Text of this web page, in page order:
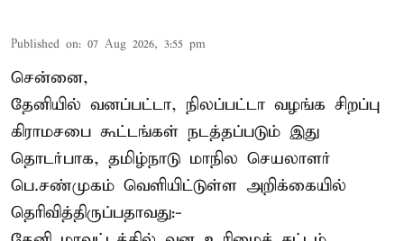
Published on: 07 Aug 2026, 3:55 pm
சென்னை,
தேனியில் வனப்பட்டா, நிலப்பட்டா வழங்க சிறப்பு
கிராமசபை கூட்டங்கள் நடத்தப்படும் இது
தொடர்பாக, தமிழ்நாடு மாநில செயலாளர்
பெ.சண்முகம் வெளியிட்டுள்ள அறிக்கையில்
தெரிவித்திருப்பதாவது:-